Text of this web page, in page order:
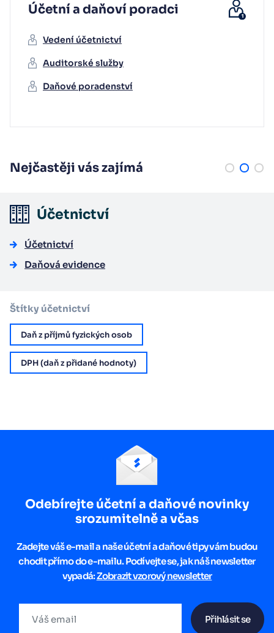
Účetní a daňoví poradci
Vedení účetnictví
Auditorské služby
Daňové poradenství
Nejčastěji vás zajímá
Účetnictví
Účetnictví
Daňová evidence
Štítky účetnictví
Daň z příjmů fyzických osob
DPH (daň z přidané hodnoty)
Odebírejte účetní a daňové novinky
srozumitelně a včas
Zadejte váš e-mail a naše účetní a daňové tipy vám budou
chodit přímo do e-mailu. Podívejte se, jak náš newsletter
vypadá:Zobrazit vzorový newsletter
Přihlásit se